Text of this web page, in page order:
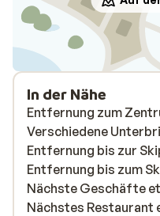
In der Nähe
Entfernung zum
Verschiedene
Entfernung bis zur
Entfernung bis zum
Nächste Geschäfte
Nächstes Restaurant